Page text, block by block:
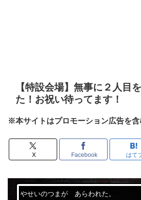
【特設会場】無事に２人目
た！お祝い待ってます！
※本サイトはプロモーション広告を含
X Facebook はて
やせいのつまが あらわれた。